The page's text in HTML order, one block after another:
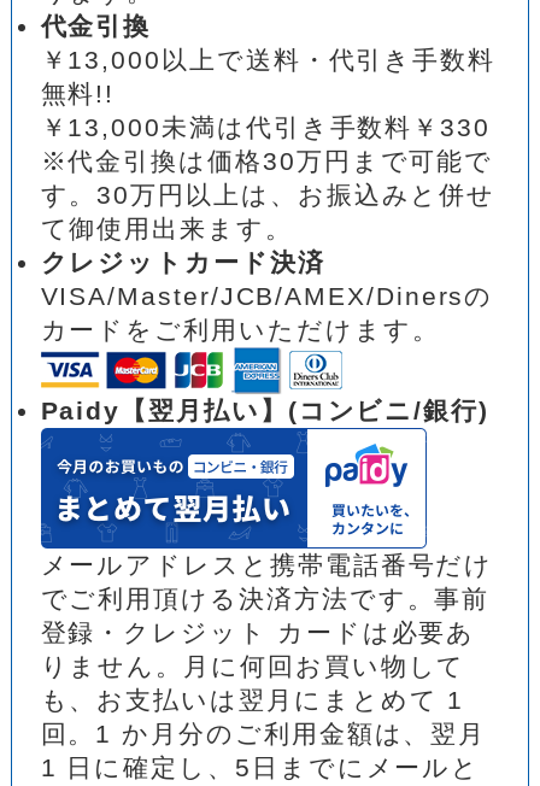
代金引換
￥13,000以上で送料・代引き手数料
無料!!
￥13,000未満は代引き手数料￥330
※代金引換は価格30万円まで可能で
す。30万円以上は、お振込みと併せ
て御使用出来ます。
クレジットカード決済
VISA/Master/JCB/AMEX/Dinersの
カードをご利用いただけます。
Paidy【翌月払い】(コンビニ/銀行)
メールアドレスと携帯電話番号だけ
でご利用頂ける決済方法です。事前
登録・クレジット カードは必要あ
りません。月に何回お買い物して
も、お支払いは翌月にまとめて 1
回。1 か月分のご利用金額は、翌月
1 日に確定し、5日までにメールと